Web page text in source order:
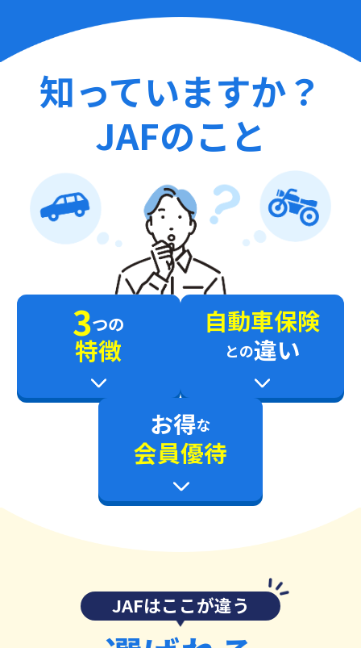
知っていますか？
JAFのこと
3つの
特徴
自動車保険
との違い
お得な
会員優待
JAFはここが違う